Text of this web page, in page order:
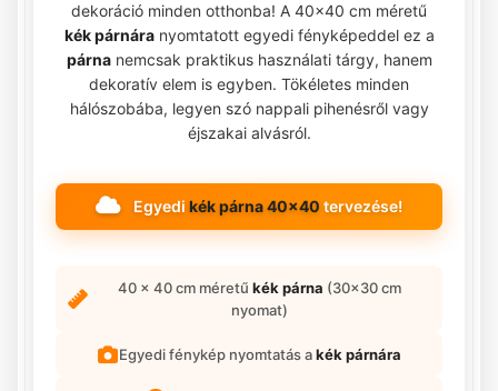
dekoráció minden otthonba! A 40x40 cm méretű
kék párnáranyomtatott egyedi fényképeddel ez a
párnanemcsak praktikus használati tárgy, hanem
dekoratív elem is egyben. Tökéletes minden
hálószobába, legyen szó nappali pihenésről vagy
éjszakai alvásról.
Egyedi kék párna 40x40 tervezése!
40 x 40 cm méretűkék párna (30x30 cm
nyomat)
Egyedi fénykép nyomtatás akék párnára